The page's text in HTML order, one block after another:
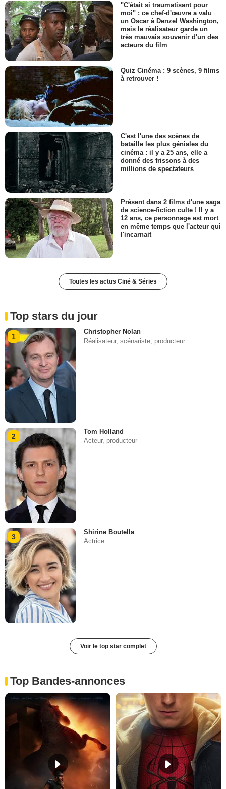
"C'était si traumatisant pour
moi" : ce chef-d'œuvre a valu
un Oscar à Denzel Washington,
mais le réalisateur garde un
très mauvais souvenir d'un des
acteurs du film
Quiz Cinéma : 9 scènes, 9 films
à retrouver !
C'est l'une des scènes de
bataille les plus géniales du
cinéma : il y a 25 ans, elle a
donné des frissons à des
millions de spectateurs
Présent dans 2 films d'une saga
de science-fiction culte ! Il y a
12 ans, ce personnage est mort
en même temps que l'acteur qui
l'incarnait
Toutes les actus Ciné & Séries
Top stars du jour
1
Christopher Nolan
Réalisateur, scénariste, producteur
2
Tom Holland
Acteur, producteur
3
Shirine Boutella
Actrice
Voir le top star complet
Top Bandes-annonces